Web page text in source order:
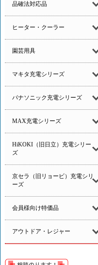
品確法対応品
ヒーター・クーラー
園芸用具
マキタ充電シリーズ
パナソニック充電シリーズ
MAX充電シリーズ
HiKOKI（旧日立）充電シリー
ズ
京セラ（旧リョービ）充電シリ
ーズ
会員様向け特価品
アウトドア・レジャー